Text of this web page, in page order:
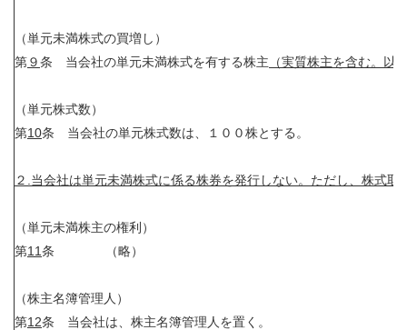
（単元未満株式の買増し）
第９条 当会社の単元未満株式を有する株主 （実質株主を含む。以
（単元株式数）
第10条 当会社の単元株式数は、１００株とする。
２.当会社は単元未満株式に係る株券を発行しない。ただし、株式
（単元未満株主の権利）
第11条 （略）
（株主名簿管理人）
第12条 当会社は、株主名簿管理人を置く。